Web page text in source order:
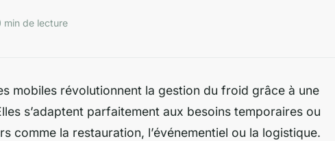
min de lecture
mobiles révolutionnent la gestion du froid grâce à une
s’adaptent parfaitement aux besoins temporaires ou
comme la restauration, l’événementiel ou la logistique.